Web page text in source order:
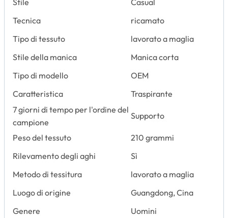
Stile
Casual
Tecnica
ricamato
Tipo di tessuto
lavorato a maglia
Stile della manica
Manica corta
Tipo di modello
OEM
Caratteristica
Traspirante
7 giorni di tempo per l'ordine del
campione
Supporto
Peso del tessuto
210 grammi
Rilevamento degli aghi
Sì
Metodo di tessitura
lavorato a maglia
Luogo di origine
Guangdong, Cina
Genere
Uomini